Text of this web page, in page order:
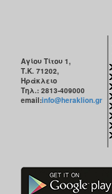
Αγίου Τίτου 1,
Τ.Κ. 71202,
Ηράκλειο
Τηλ.: 2813-409000
email:info@heraklion.gr